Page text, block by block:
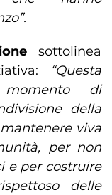
sottolinea
“Questa
di
della
viva
per non
e per costruire
delle